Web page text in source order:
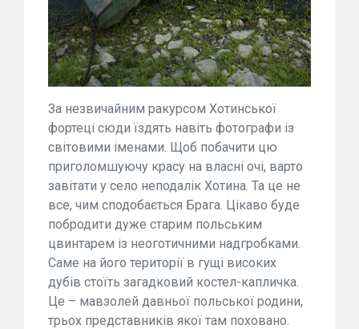
За незвичайним ракурсом Хотинської
фортеці сюди їздять навіть фотографи із
світовими іменами. Щоб побачити цю
приголомшуючу красу на власні очі, варто
завітати у село неподалік Хотина. Та це не
все, чим сподобається Брага. Цікаво буде
побродити дуже старим польським
цвинтарем із неоготичними надгробками.
Саме на його території в гущі високих
дубів стоїть загадковий костел-капличка.
Це – мавзолей давньої польської родини,
трьох представників якої там поховано.